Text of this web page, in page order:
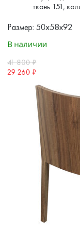
ткань 151,
Размер: 50x58x92
В наличии
41 800₽
29 260 ₽